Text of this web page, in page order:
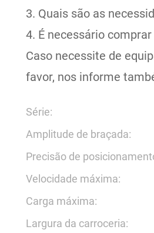
3. Quais são as
4. É necessário
Caso necessite de
favor, nos informe
Série:
Amplitude de braçada:
Precisão de
Velocidade máxima:
Carga máxima:
Largura da carroceria: